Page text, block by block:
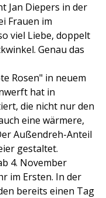
Jan Diepers in der
Frauen im
viel Liebe, doppelt
Genau das
Rosen" in neuem
hat in
die nicht nur den
eine wärmere,
Außendreh-Anteil
gestaltet.
4. November
im Ersten. In der
bereits einen Tag